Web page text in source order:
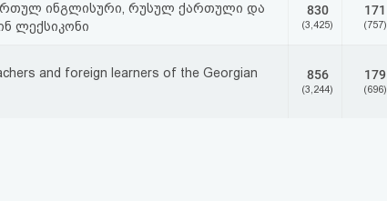
ინგლისური, რუსულ ქართული და
ლექსიკონი
830
(3,425)
171
(757)
and foreign learners of the Georgian
856
(3,244)
179
(696)